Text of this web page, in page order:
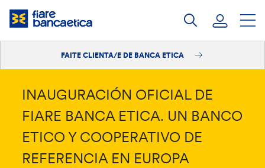
Saltar
Faite clienta/e
FAITE CLIENTA/E DE BANCA ETICA
INAUGURACIÓN OFICIAL DE
FIARE BANCA ETICA. UN BANCO
ETICO Y COOPERATIVO DE
REFERENCIA EN EUROPA